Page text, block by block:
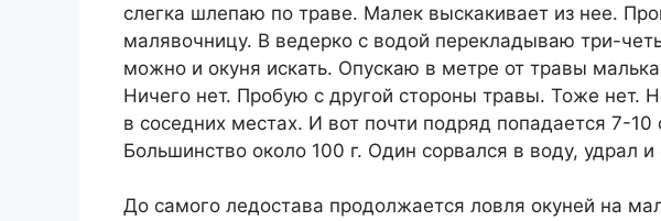
слегка шлепаю по траве. Малек выскакивает из нее.
малявочницу. В ведерко с водой перекладываю три-
можно и окуня искать. Опускаю в метре от травы
Ничего нет. Пробую с другой стороны травы. Тоже нет.
в соседних местах. И вот почти подряд попадается 7-10
Большинство около 100 г. Один сорвался в воду, удрал
До самого ледостава продолжается ловля окуней на